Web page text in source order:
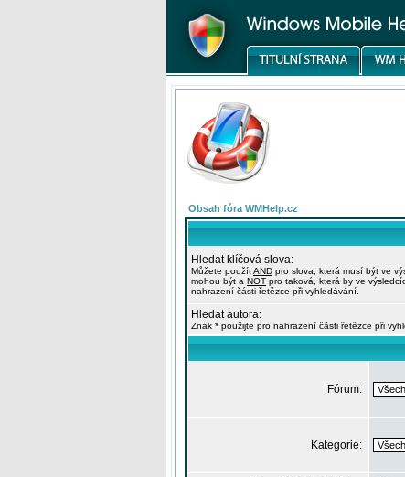
Obsah fóra WMHelp.cz
Hledat klíčová slova:
Můžete použítAND pro slova, která musí být ve
mohou být a NOT pro taková, která by ve
nahrazení části řetězce při vyhledávání.
Hledat autora:
Znak * použijte pro nahrazení části řetězce při
Fórum:
Kategorie: